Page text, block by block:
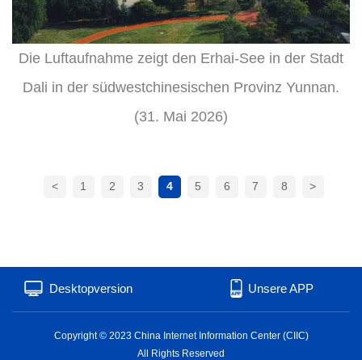
Die Luftaufnahme zeigt den Erhai-See in der Stadt
Dali in der südwestchinesischen Provinz Yunnan.
(31. Mai 2026)
< 1 2 3 4 5 6 7 8 >
Desktopversion Unsere APP
Copyright © 2023 China Internet Information Center (CIIC)
All Rights Reserved